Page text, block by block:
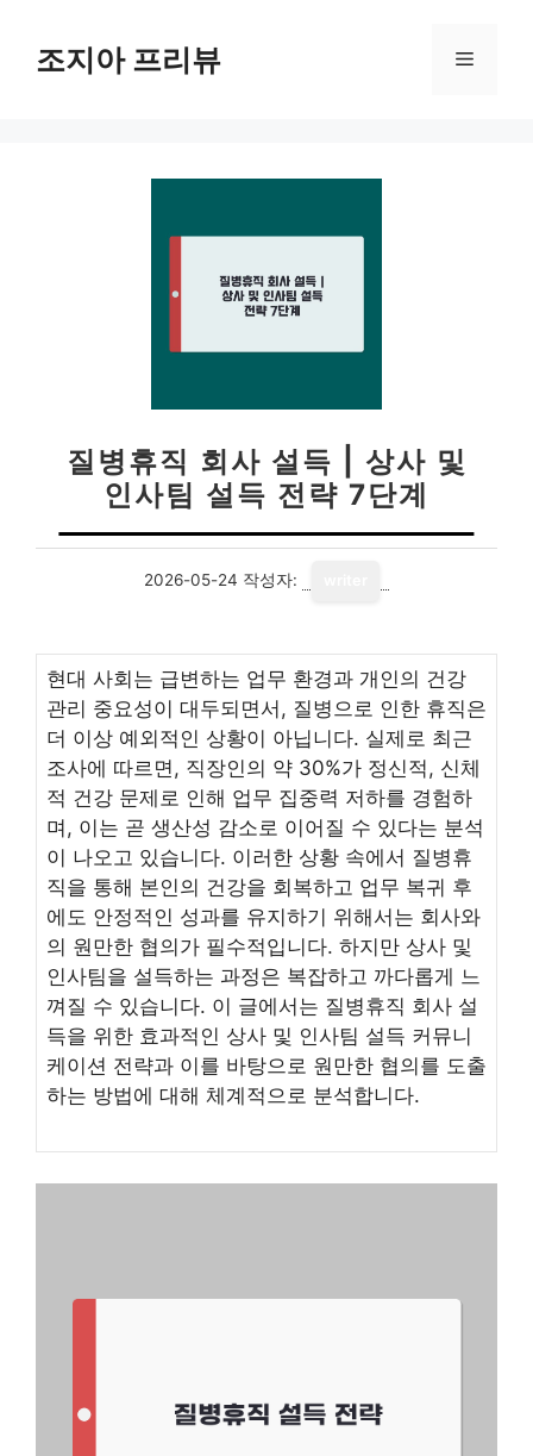
조지아 프리뷰 메
질병휴직 회사 설득 | 상사 및
인사팀 설득 전략 7단계
2026-05-24 작성자:
현대 사회는 급변하는 업무 환경과 개인의 건강
관리 중요성이 대두되면서, 질병으로 인한 휴직은
더 이상 예외적인 상황이 아닙니다. 실제로 최근
조사에 따르면, 직장인의 약 30%가 정신적, 신체
적 건강 문제로 인해 업무 집중력 저하를 경험하
며, 이는 곧 생산성 감소로 이어질 수 있다는 분석
이 나오고 있습니다. 이러한 상황 속에서 질병휴
직을 통해 본인의 건강을 회복하고 업무 복귀 후
에도 안정적인 성과를 유지하기 위해서는 회사와
의 원만한 협의가 필수적입니다. 하지만 상사 및
인사팀을 설득하는 과정은 복잡하고 까다롭게 느
껴질 수 있습니다. 이 글에서는 질병휴직 회사 설
득을 위한 효과적인 상사 및 인사팀 설득 커뮤니
케이션 전략과 이를 바탕으로 원만한 협의를 도출
하는 방법에 대해 체계적으로 분석합니다.